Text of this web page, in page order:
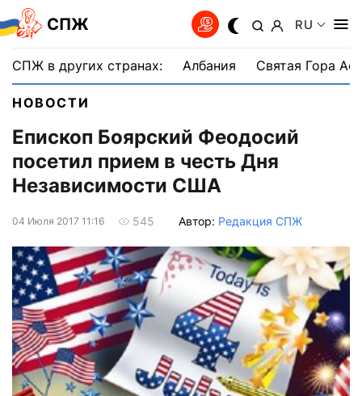
СПЖ RU
СПЖ в других странах: Албания Святая Гора
НОВОСТИ
Епископ Боярский Феодосий
посетил прием в честь Дня
Независимости США
04 Июля 2017 11:16 545 Автор: Редакция СПЖ